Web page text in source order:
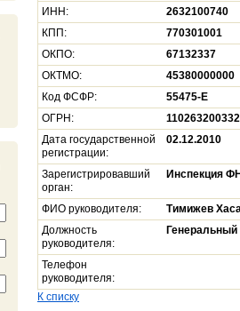
ИНН:
2632100740
КПП:
770301001
ОКПО:
67132337
ОКТМО:
45380000000
Код ФСФР:
55475-E
ОГРН:
Дата государственной
регистрации:
02.12.2010
Зарегистрировавший
орган:
Инспекция
ФИО руководителя:
Тимижев
Должность
руководителя:
Генеральный
Телефон
руководителя:
К списку